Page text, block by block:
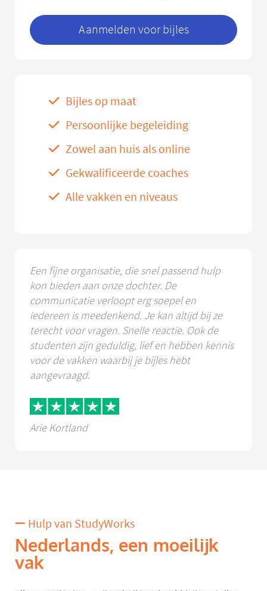
Aanmelden voor bijles
Bijles op maat
Persoonlijke begeleiding
Zowel aan huis als online
Gekwalificeerde coaches
Alle vakken en niveaus
Een fijne organisatie, die snel passend hulp
kon bieden aan onze dochter. De
communicatie verloopt erg soepel en
iedereen is meedenkend. Je kan altijd bij ze
terecht voor vragen. Snelle reactie. Ook de
studenten zijn geduldig, lief en hebben kennis
voor de vakken waarbij je bijles hebt
aangevraagd.
Arie Kortland
Hulp van StudyWorks
Nederlands, een moeilijk
vak